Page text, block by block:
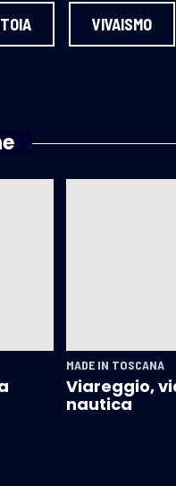
VIVAISMO
MADE IN TOSCANA
Viareggio,
nautica